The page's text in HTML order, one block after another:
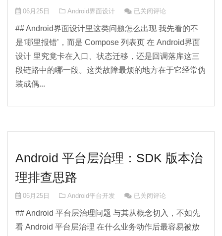
06月25日 Android界面设计 Compose 列表页优化方法：
已关闭评论
## Android界面设计里这类问题怎么出现 我先看的不
是‘哪里报错’，而是 Compose 列表页 在 Android界面
设计 里究竟卡在入口、状态迁移，还是回调落库这三
段链路中的哪一段。这类故障最烦的地方在于它经常伪
装成偶...
Android 平台层治理：SDK 版本治
理排查思路
06月25日 Android平台开发 Android 平台层治理：SDK 版
已关闭评论
## Android 平台层治理问题 与其从概念切入，不如先
看 Android 平台层治理 在什么业务动作后最容易被放